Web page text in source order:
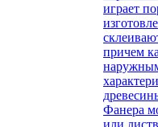
играет
причем
Фанера
или